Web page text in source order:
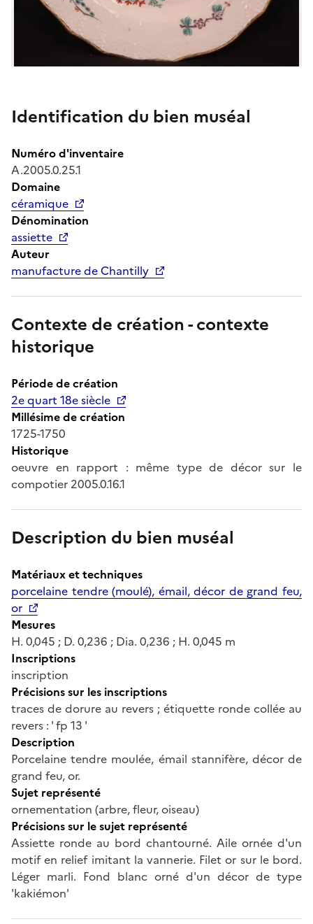
Identification du bien muséal
Numéro d'inventaire
A.2005.0.25.1
Domaine
céramique
Dénomination
assiette
Auteur
manufacture de Chantilly
Contexte de création - contexte
historique
Période de création
2e quart 18e siècle
Millésime de création
1725-1750
Historique
oeuvre en rapport : même type de décor sur le
compotier 2005.0.16.1
Description du bien muséal
Matériaux et techniques
porcelaine tendre (moulé), émail, décor de grand feu,
or
Mesures
H. 0,045 ; D. 0,236 ; Dia. 0,236 ; H. 0,045 m
Inscriptions
inscription
Précisions sur les inscriptions
traces de dorure au revers ; étiquette ronde collée au
revers : ' fp 13 '
Description
Porcelaine tendre moulée, émail stannifère, décor de
grand feu, or.
Sujet représenté
ornementation (arbre, fleur, oiseau)
Précisions sur le sujet représenté
Assiette ronde au bord chantourné. Aile ornée d'un
motif en relief imitant la vannerie. Filet or sur le bord.
Léger marli. Fond blanc orné d'un décor de type
'kakiémon'